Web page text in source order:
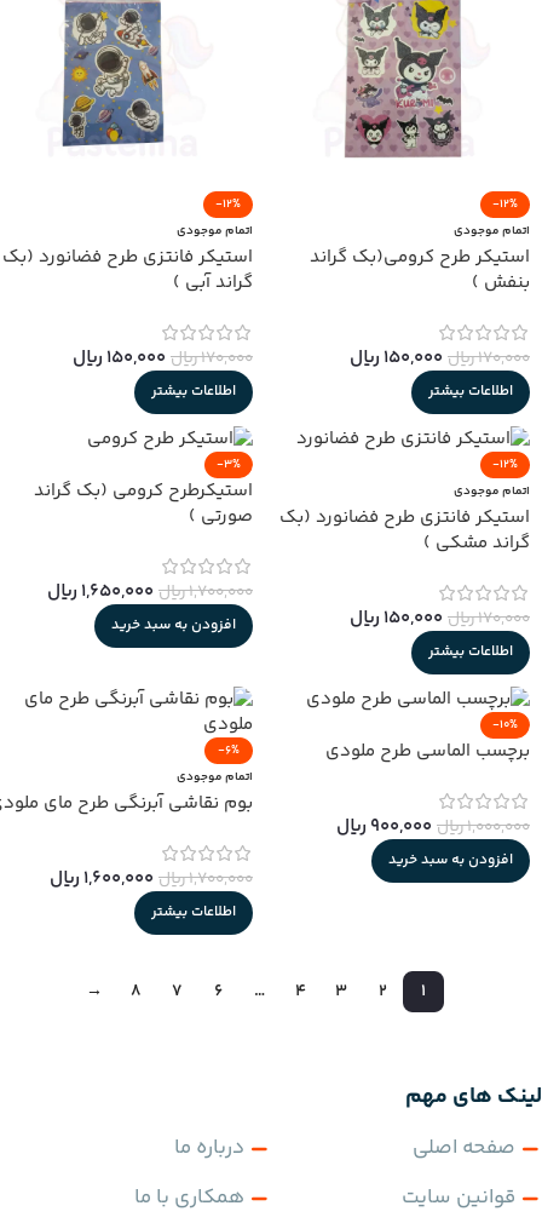
-12%
اتمام موجودی
استیکر طرح کرومی(بک گراند
بنفش )
170,000﷼ 150,000 ﷼
اطلاعات بیشتر
-12%
اتمام موجودی
استیکر فانتزی طرح فضانورد (بک
گراند آبی )
170,000﷼ 150,000 ﷼
اطلاعات بیشتر
-12%
اتمام موجودی
استیکر فانتزی طرح فضانورد (بک
گراند مشکی )
170,000﷼ 150,000 ﷼
اطلاعات بیشتر
-3%
استیکرطرح کرومی (بک گراند
صورتی )
1,700,000﷼ 1,650,000 ﷼
افزودن به سبد خرید
-10%
برچسب الماسی طرح ملودی
1,000,000﷼ 900,000 ﷼
افزودن به سبد خرید
-6%
اتمام موجودی
بوم نقاشی آبرنگی طرح مای
1,700,000﷼ 1,600,000 ﷼
اطلاعات بیشتر
1
2
3
4
…
6
7
8
→
لینک های مهم
صفحه اصلی
قوانین سایت
درباره ما
همکاری با ما